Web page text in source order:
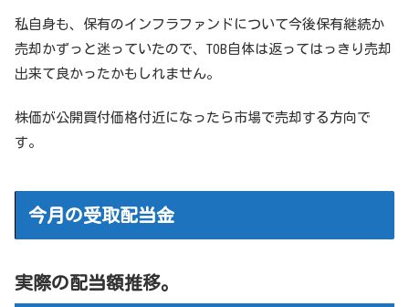
私自身も、保有のインフラファンドについて今後保有継続か
売却かずっと迷っていたので、TOB自体は返ってはっきり売却
出来て良かったかもしれません。
株価が公開買付価格付近になったら市場で売却する方向で
す。
今月の受取配当金
実際の配当額推移。